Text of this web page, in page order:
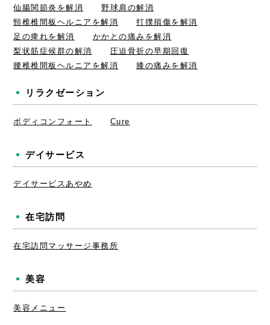
仙腸関節炎を解消
野球肩の解消
頸椎椎間板ヘルニアを解消
打撲損傷を解消
足の痺れを解消
かかとの痛みを解消
梨状筋症候群の解消
圧迫骨折の早期回復
腰椎椎間板ヘルニアを解消
膝の痛みを解消
リラクゼーション
ボディコンフォート Cure
デイサービス
デイサービスあやめ
在宅訪問
在宅訪問マッサージ事務所
美容
美容メニュー